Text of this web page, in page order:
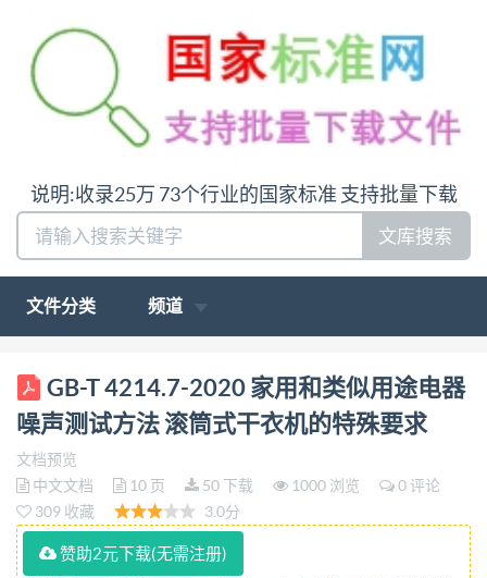
说明:收录25万 73个行业的国家标准 支持批量下载
文库搜索
文件分类 频道
ICS 97.060 Z 32 中华人民共和国国家标准
GB/T4214.7—2020/IEC60704-2-6:2012 代替
GB/T4214.7—2012 家用和类似用途电器噪声测试方
法 滚筒式干衣机的特殊要求 Test method for noise of
household and similar electrical appliances-
Particular requirements for tumbler dryers (IEC
60704-2-6:2012,Household and similar electrical
GB-T 4214.7-2020 家用和类似用途电器
噪声测试方法 滚筒式干衣机的特殊要求
文档预览
中文文档
10 页 50 下载 1000 浏览
0 评论
309 收藏
3.0分
赞助2元下载(无需注册)